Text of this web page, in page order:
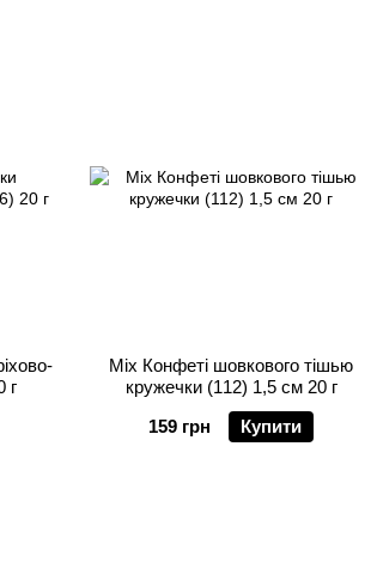
г
Mix Конфеті шовкового тішью
кружечки (112) 1,5 см 20 г
159 грн
Купити